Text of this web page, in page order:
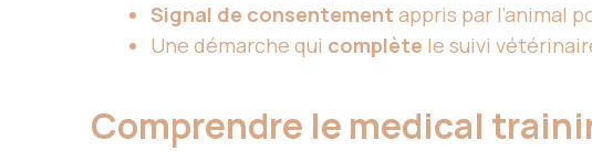
Signal de consentement appris par l’animal
Une démarche qui complète le suivi
Comprendre le medical